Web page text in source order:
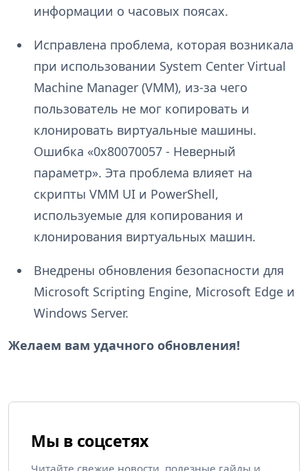
информации о часовых поясах.
Исправлена проблема, которая возникала
при использовании System Center Virtual
Machine Manager (VMM), из-за чего
пользователь не мог копировать и
клонировать виртуальные машины.
Ошибка «0x80070057 - Неверный
параметр». Эта проблема влияет на
скрипты VMM UI и PowerShell,
используемые для копирования и
клонирования виртуальных машин.
Внедрены обновления безопасности для
Microsoft Scripting Engine, Microsoft Edge и
Windows Server.
Желаем вам удачного обновления!
Мы в соцсетях
Читайте свежие новости, полезные гайды и